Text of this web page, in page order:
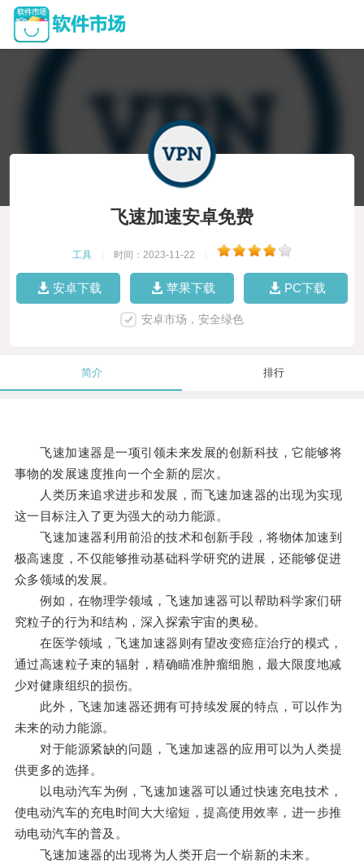
飞速加速安卓免费
工具 时间：2023-11-22
安卓下载 苹果下载 PC下载
安卓市场，安全绿色
简介 排行
飞速加速器是一项引领未来发展的创新科技，它能够将
事物的发展速度推向一个全新的层次。
人类历来追求进步和发展，而飞速加速器的出现为实现
这一目标注入了更为强大的动力能源。
飞速加速器利用前沿的技术和创新手段，将物体加速到
极高速度，不仅能够推动基础科学研究的进展，还能够促进
众多领域的发展。
例如，在物理学领域，飞速加速器可以帮助科学家们研
究粒子的行为和结构，深入探索宇宙的奥秘。
在医学领域，飞速加速器则有望改变癌症治疗的模式，
通过高速粒子束的辐射，精确瞄准肿瘤细胞，最大限度地减
少对健康组织的损伤。
此外，飞速加速器还拥有可持续发展的特点，可以作为
未来的动力能源。
对于能源紧缺的问题，飞速加速器的应用可以为人类提
供更多的选择。
以电动汽车为例，飞速加速器可以通过快速充电技术，
使电动汽车的充电时间大大缩短，提高使用效率，进一步推
动电动汽车的普及。
飞速加速器的出现将为人类开启一个崭新的未来。